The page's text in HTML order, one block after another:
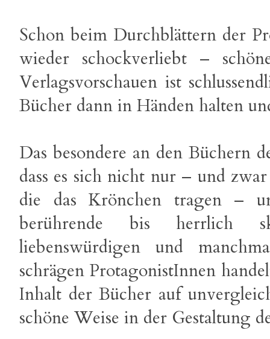
Schon beim Durchblättern der
wieder schockverliebt –
Verlagsvorschauen ist
Bücher dann in Händen halten
Das besondere an den Büchern
dass es sich nicht nur – und
die das Krönchen tragen –
berührende bis herrlich
liebenswürdigen und
schrägen ProtagonistInnen
Inhalt der Bücher auf
schöne Weise in der Gestaltung